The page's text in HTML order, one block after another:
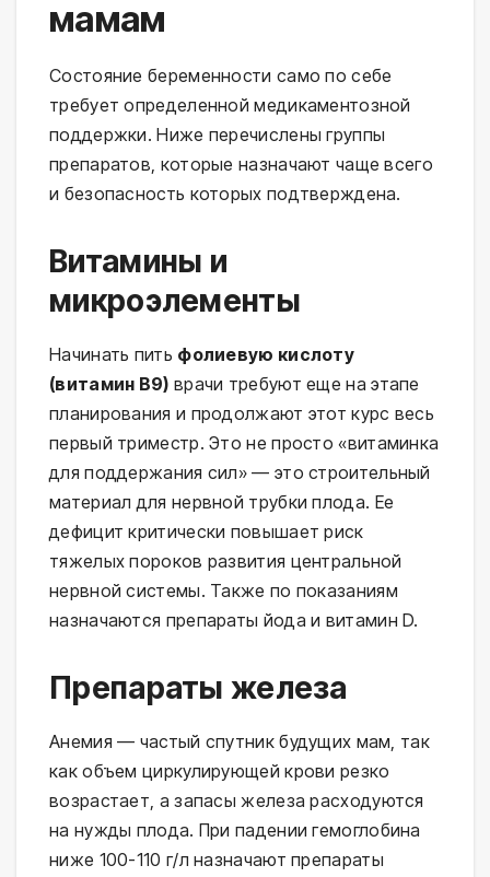
мамам
Состояние беременности само по себе
требует определенной медикаментозной
поддержки. Ниже перечислены группы
препаратов, которые назначают чаще всего
и безопасность которых подтверждена.
Витамины и
микроэлементы
Начинать пить фолиевую кислоту
(витамин В9) врачи требуют еще на этапе
планирования и продолжают этот курс весь
первый триместр. Это не просто «витаминка
для поддержания сил» — это строительный
материал для нервной трубки плода. Ее
дефицит критически повышает риск
тяжелых пороков развития центральной
нервной системы. Также по показаниям
назначаются препараты йода и витамин D.
Препараты железа
Анемия — частый спутник будущих мам, так
как объем циркулирующей крови резко
возрастает, а запасы железа расходуются
на нужды плода. При падении гемоглобина
ниже 100-110 г/л назначают препараты